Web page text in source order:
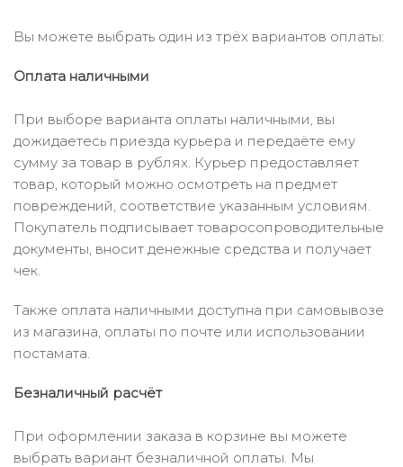
Вы можете выбрать один из трёх вариантов оплаты:
Оплата наличными
При выборе варианта оплаты наличными, вы
дожидаетесь приезда курьера и передаёте ему
сумму за товар в рублях. Курьер предоставляет
товар, который можно осмотреть на предмет
повреждений, соответствие указанным условиям.
Покупатель подписывает товаросопроводительные
документы, вносит денежные средства и получает
чек.
Также оплата наличными доступна при самовывозе
из магазина, оплаты по почте или использовании
постамата.
Безналичный расчёт
При оформлении заказа в корзине вы можете
выбрать вариант безналичной оплаты. Мы